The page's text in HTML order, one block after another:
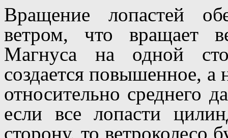
Вращение лопастей
ветром, что вращает
Магнуса на одной
создается повышенное, а
относительно среднего
если все лопасти
сторону, то ветроколесо